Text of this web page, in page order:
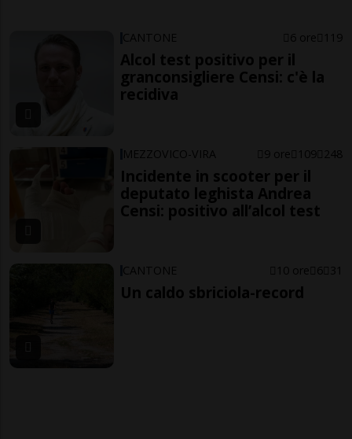
CANTONE 6 ore 119
Alcol test positivo per il
granconsigliere Censi: c'è la
recidiva
MEZZOVICO-VIRA 9 ore 109 248
Incidente in scooter per il
deputato leghista Andrea
Censi: positivo all’alcol test
CANTONE 10 ore 6 31
Un caldo sbriciola-record